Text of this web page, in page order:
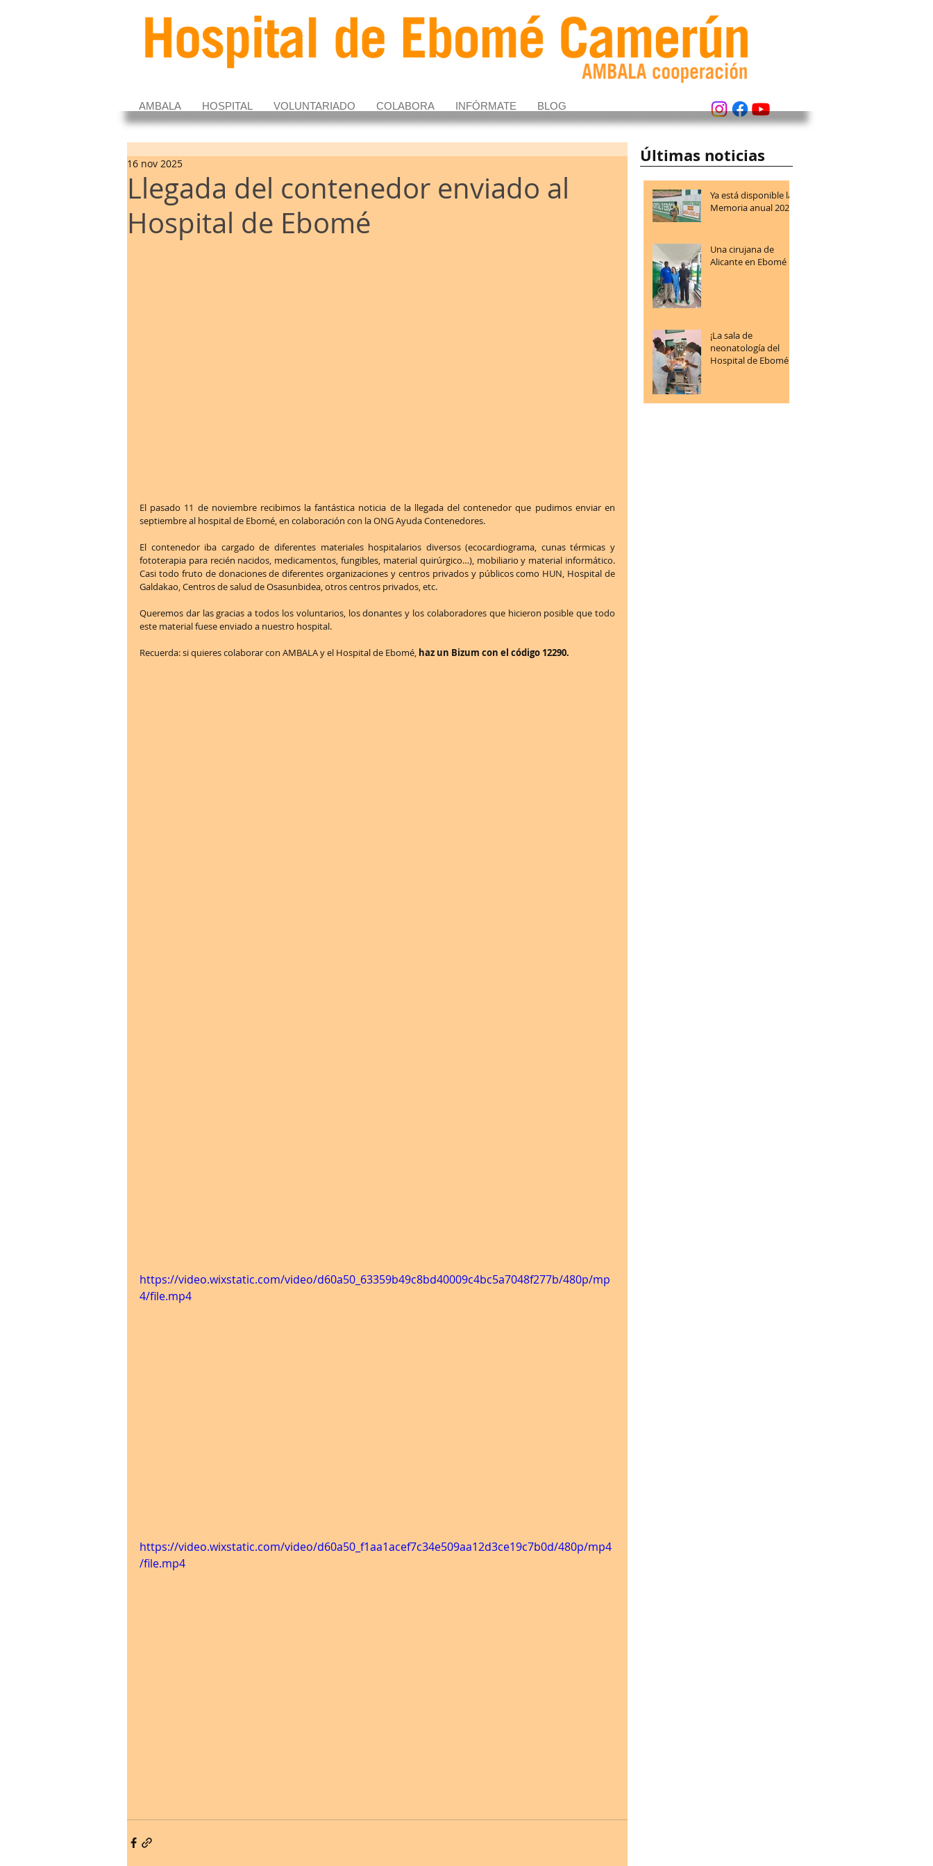
AMBALA HOSPITAL VOLUNTARIADO COLABORA INFÓRMATE BLOG
Llegada del contenedor enviado al
Hospital de Ebomé
16 nov 2025
El pasado 11 de noviembre recibimos la fantástica noticia de la llegada del contenedor que pudimos enviar en
septiembre al hospital de Ebomé, en colaboración con la ONG Ayuda Contenedores.
El contenedor iba cargado de diferentes materiales hospitalarios diversos (ecocardiograma, cunas térmicas y
fototerapia para recién nacidos, medicamentos, fungibles, material quirúrgico…), mobiliario y material informático.
Casi todo fruto de donaciones de diferentes organizaciones y centros privados y públicos como HUN, Hospital de
Galdakao, Centros de salud de Osasunbidea, otros centros privados, etc.
Queremos dar las gracias a todos los voluntarios, los donantes y los colaboradores que hicieron posible que todo
este material fuese enviado a nuestro hospital.
Recuerda: si quieres colaborar con AMBALA y el Hospital de Ebomé, haz un Bizum con el código 12290.
https://video.wixstatic.com/video/d60a50_63359b49c8bd40009c4bc5a7048f277b/480p/mp
4/file.mp4
https://video.wixstatic.com/video/d60a50_f1aa1acef7c34e509aa12d3ce19c7b0d/480p/mp4
/file.mp4
Últimas noticias
Ya está disponible la
Memoria anual 2025
Una cirujana de
Alicante en Ebomé
¡La sala de
neonatología del
Hospital de Ebomé